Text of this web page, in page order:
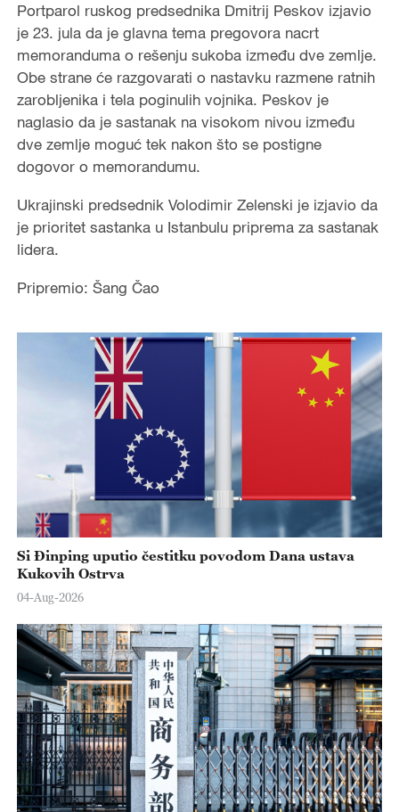
Portparol ruskog predsednika Dmitrij Peskov izjavio
je 23. jula da je glavna tema pregovora nacrt
memoranduma o rešenju sukoba između dve zemlje.
Obe strane će razgovarati o nastavku razmene ratnih
zarobljenika i tela poginulih vojnika. Peskov je
naglasio da je sastanak na visokom nivou između
dve zemlje moguć tek nakon što se postigne
dogovor o memorandumu.
Ukrajinski predsednik Volodimir Zelenski je izjavio da
je prioritet sastanka u Istanbulu priprema za sastanak
lidera.
Pripremio: Šang Čao
Si Đinping uputio čestitku povodom Dana ustava
Kukovih Ostrva
04-Aug-2026